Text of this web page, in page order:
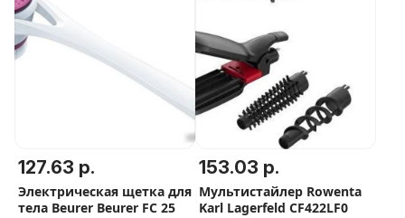
127.63 р.
Электрическая щетка для
тела Beurer Beurer FC 25
153.03 р.
Мультистайлер Rowenta
Karl Lagerfeld CF422LF0